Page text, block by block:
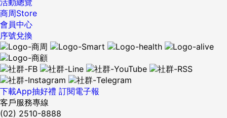
商周Store
會員中心
序號兌換
下載App抽好禮 訂閱電子報
客戶服務專線
(02) 2510-8888